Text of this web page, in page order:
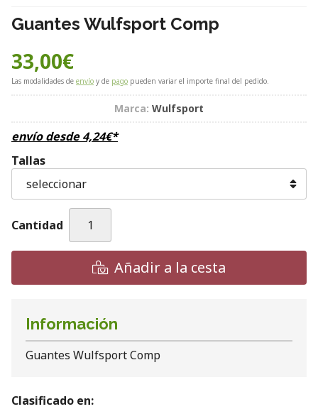
Guantes Wulfsport Comp
33,00€
Las modalidades de envío y de pago pueden variar el importe final del pedido.
Marca: Wulfsport
envío desde4,24€*
Tallas
Cantidad
Añadir a la cesta
Información
Guantes Wulfsport Comp
Clasificado en: